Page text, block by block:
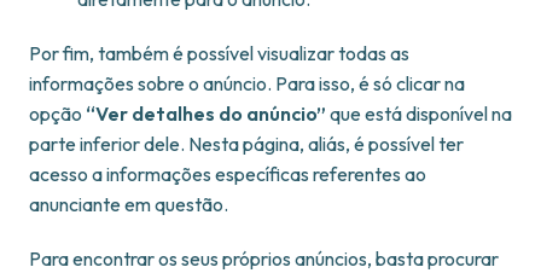
Por fim, também é possível visualizar todas as
informações sobre o anúncio. Para isso, é só clicar na
opção “Ver detalhes do anúncio” que está disponível na
parte inferior dele. Nesta página, aliás, é possível ter
acesso a informações específicas referentes ao
anunciante em questão.
Para encontrar os seus próprios anúncios, basta procurar